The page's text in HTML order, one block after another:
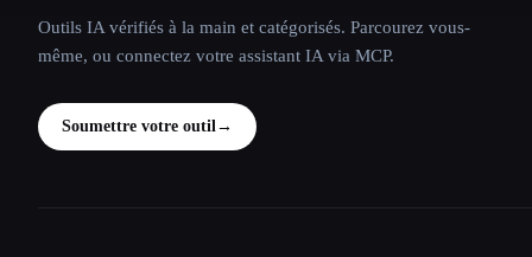
Outils IA vérifiés à la main et catégorisés. Parcourez vous-
même, ou connectez votre assistant IA via MCP.
Soumettre votre outil→